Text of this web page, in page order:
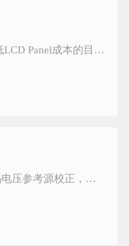
电平转换支持GIP等Panel，达到降低LCD Panel成本的目的。
伽玛缓冲器 IC提供IIC控制编程伽玛电压参考源校正，可对灰阶电压曲线进行任意的调整，使得液晶面板的显示画面更符合人眼需求。